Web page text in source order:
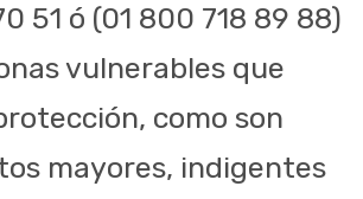
51 ó (01 800 718 89 88)
vulnerables que
como son
mayores, indigentes